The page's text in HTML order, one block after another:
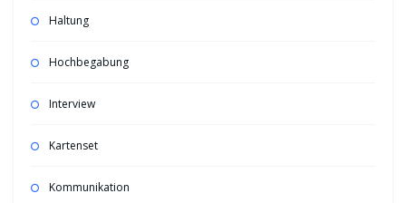
Haltung
Hochbegabung
Interview
Kartenset
Kommunikation